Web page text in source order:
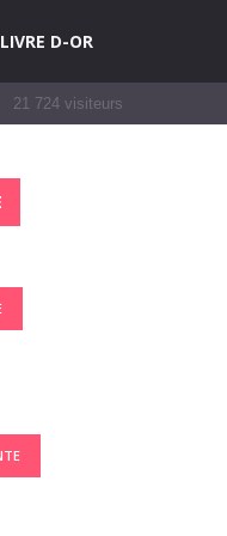
LIVRE D-OR
21 724 visiteurs